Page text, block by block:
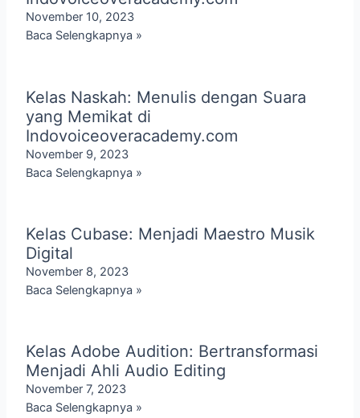
November 10, 2023
Baca Selengkapnya »
Kelas Naskah: Menulis dengan Suara
yang Memikat di
Indovoiceoveracademy.com
November 9, 2023
Baca Selengkapnya »
Kelas Cubase: Menjadi Maestro Musik
Digital
November 8, 2023
Baca Selengkapnya »
Kelas Adobe Audition: Bertransformasi
Menjadi Ahli Audio Editing
November 7, 2023
Baca Selengkapnya »